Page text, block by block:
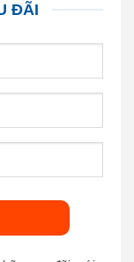
ĐÃI